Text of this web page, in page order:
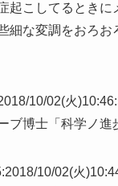
起こしてるとき
細な変調をおろ
10/02(火
ブ博士「科学ノ進
:2018/10/02(火